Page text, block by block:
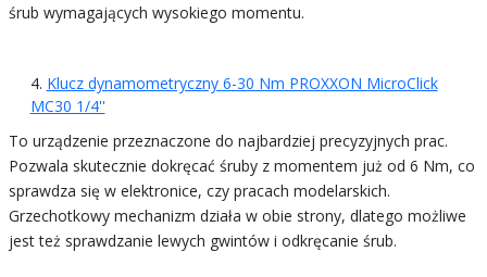
śrub wymagających wysokiego momentu.
Klucz dynamometryczny 6-30 Nm PROXXON MicroClick
MC30 1/4''
To urządzenie przeznaczone do najbardziej precyzyjnych prac.
Pozwala skutecznie dokręcać śruby z momentem już od 6 Nm, co
sprawdza się w elektronice, czy pracach modelarskich.
Grzechotkowy mechanizm działa w obie strony, dlatego możliwe
jest też sprawdzanie lewych gwintów i odkręcanie śrub.